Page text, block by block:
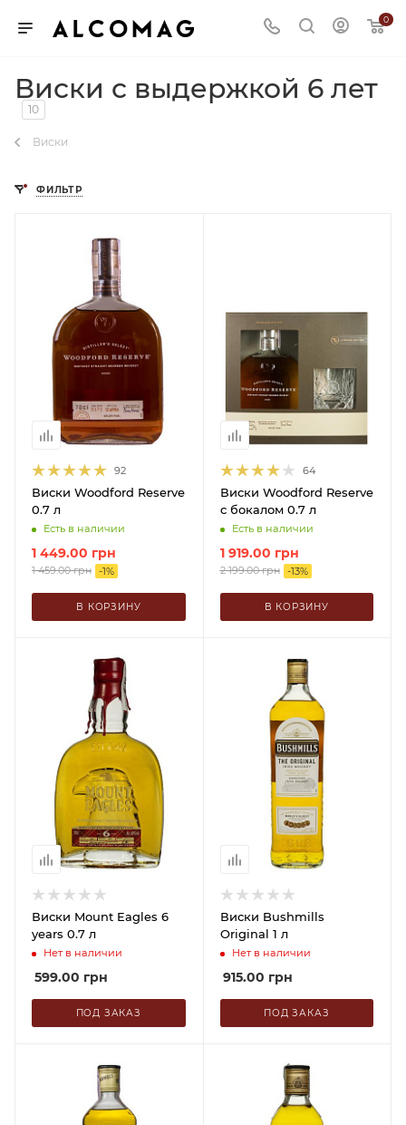
0
Виски с выдержкой 6 лет
10
Виски
ФИЛЬТР
92
Виски Woodford Reserve
0.7 л
Есть в наличии
1 449.00 грн
1 459.00грн -1%
В КОРЗИНУ
64
Виски Woodford Reserve
с бокалом 0.7 л
Есть в наличии
1 919.00 грн
2 199.00грн -13%
В КОРЗИНУ
Виски Mount Eagles 6
years 0.7 л
Нет в наличии
599.00 грн
ПОД ЗАКАЗ
Виски Bushmills
Original 1 л
Нет в наличии
915.00 грн
ПОД ЗАКАЗ